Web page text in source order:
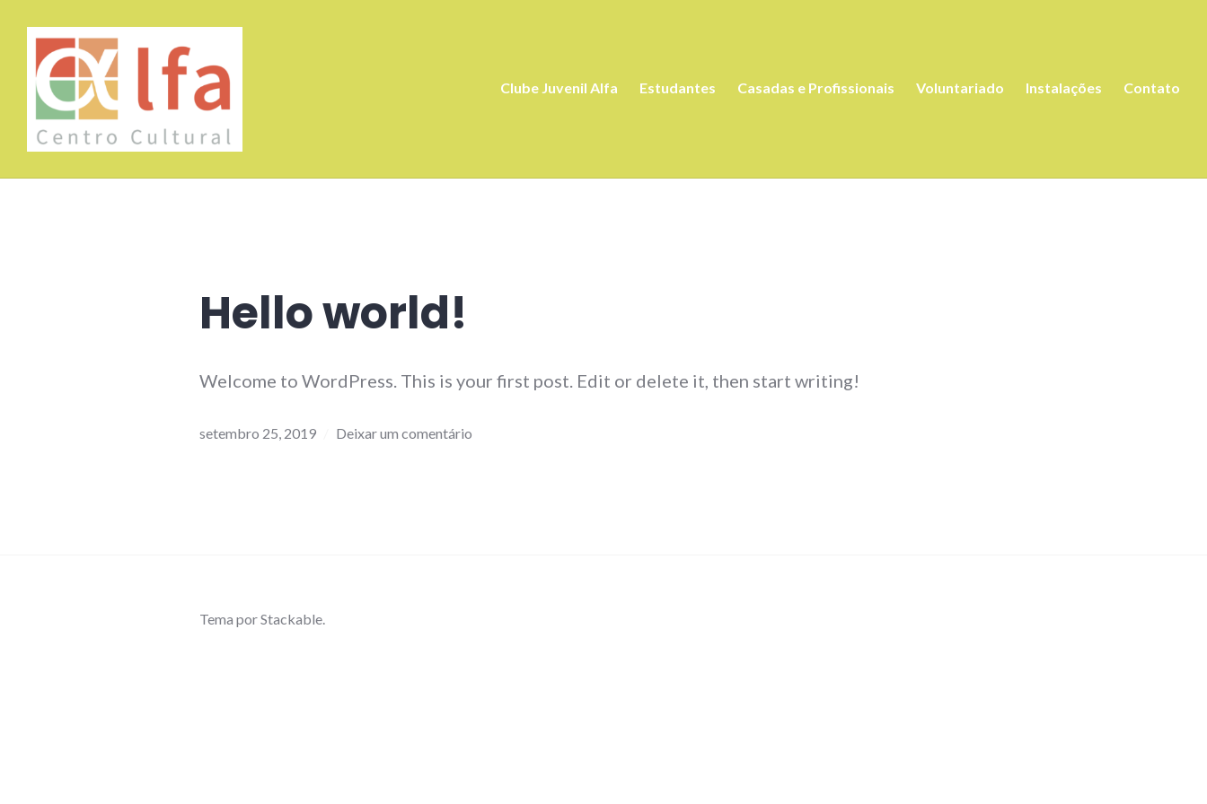
Clube Juvenil Alfa Estudantes Casadas e Profissionais Voluntariado Instalações Contato
Hello world!
Welcome to WordPress. This is your first post. Edit or delete it, then start writing!
setembro 25, 2019 Deixar um comentário
Tema porStackable.